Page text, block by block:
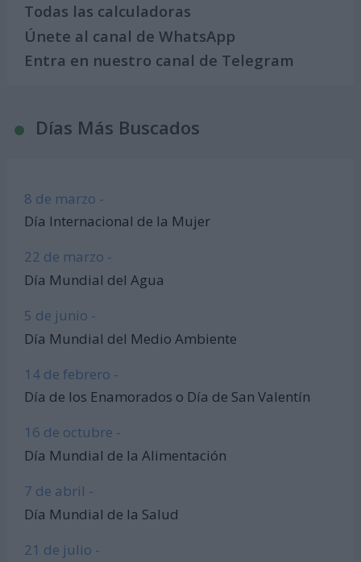
Todas las calculadoras
Únete al canal de WhatsApp
Entra en nuestro canal de Telegram
Días Más Buscados
8 de marzo -
Día Internacional de la Mujer
22 de marzo -
Día Mundial del Agua
5 de junio -
Día Mundial del Medio Ambiente
14 de febrero -
Día de los Enamorados o Día de San Valentín
16 de octubre -
Día Mundial de la Alimentación
7 de abril -
Día Mundial de la Salud
21 de julio -